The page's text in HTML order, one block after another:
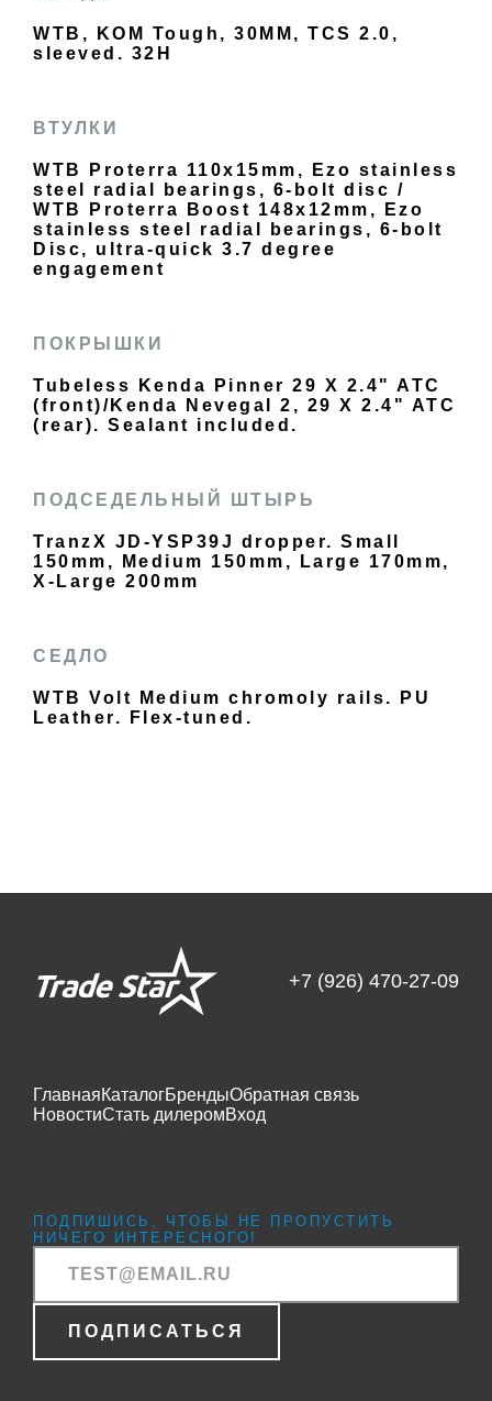
WTB, KOM Tough, 30MM, TCS 2.0,
sleeved. 32H
ВТУЛКИ
WTB Proterra 110x15mm, Ezo stainless
steel radial bearings, 6-bolt disc /
WTB Proterra Boost 148x12mm, Ezo
stainless steel radial bearings, 6-bolt
Disc, ultra-quick 3.7 degree
engagement
ПОКРЫШКИ
Tubeless Kenda Pinner 29 X 2.4" ATC
(front)/Kenda Nevegal 2, 29 X 2.4" ATC
(rear). Sealant included.
ПОДСЕДЕЛЬНЫЙ ШТЫРЬ
TranzX JD-YSP39J dropper. Small
150mm, Medium 150mm, Large 170mm,
X-Large 200mm
СЕДЛО
WTB Volt Medium chromoly rails. PU
Leather. Flex-tuned.
+7 (926) 470-27-09
ГлавнаяКаталогБрендыОбратная связь
НовостиСтать дилеромВход
ПОДПИШИСЬ, ЧТОБЫ НЕ ПРОПУСТИТЬ
НИЧЕГО ИНТЕРЕСНОГО!
ПОДПИСАТЬСЯ